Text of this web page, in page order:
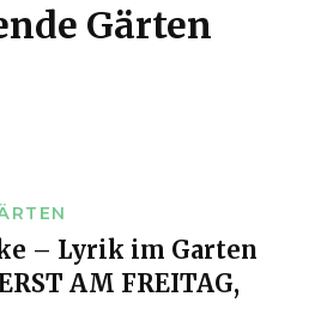
Gärten
– Lyrik im Garten
AM FREITAG,